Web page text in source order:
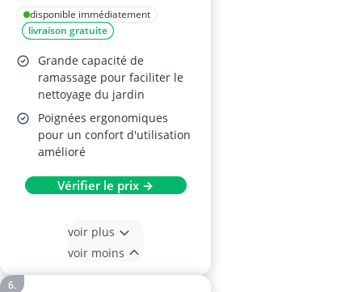
disponible immédiatement
livraison gratuite
Grande capacité de
ramassage pour faciliter le
nettoyage du jardin
Poignées ergonomiques
pour un confort d'utilisation
amélioré
Vérifier le prix →
voir plus
voir moins